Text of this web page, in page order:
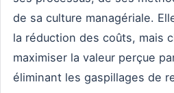
de sa culture managériale.
la réduction des coûts, mais
maximiser la valeur perçue
éliminant les gaspillages de